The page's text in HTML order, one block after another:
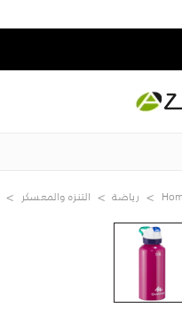
رياضة التنزه والمعسكر